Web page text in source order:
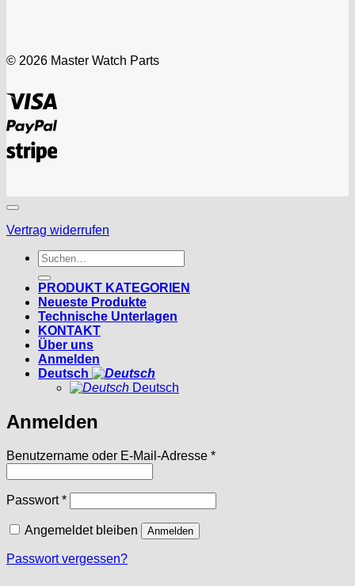
© 2026 Master Watch Parts
PayPal
Stripe
Vertrag widerrufen
Suchen
nach:
PRODUKT KATEGORIEN
Neueste Produkte
Technische Unterlagen
KONTAKT
Über uns
Anmelden
Deutsch
Deutsch
Anmelden
Benutzername oder E-Mail-Adresse *Erforderlich
Passwort*Erforderlich
Angemeldet bleiben Anmelden
Passwort vergessen?